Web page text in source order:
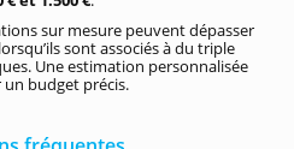
sur mesure peuvent dépasser
sont associés à du triple
Une estimation personnalisée
budget précis.